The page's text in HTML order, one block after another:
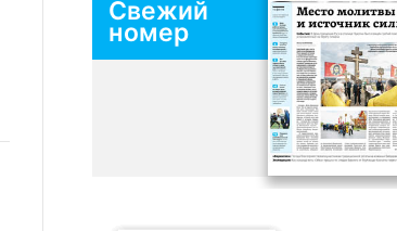
Свежий
номер